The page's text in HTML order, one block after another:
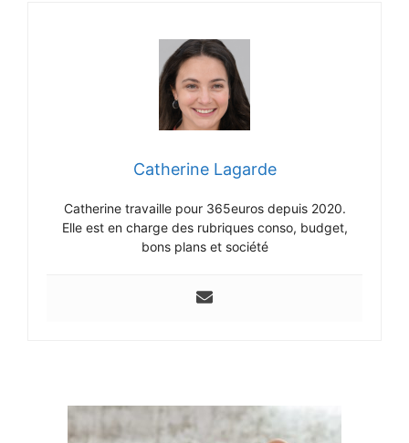
Catherine Lagarde
Catherine travaille pour 365euros depuis 2020.
Elle est en charge des rubriques conso, budget,
bons plans et société